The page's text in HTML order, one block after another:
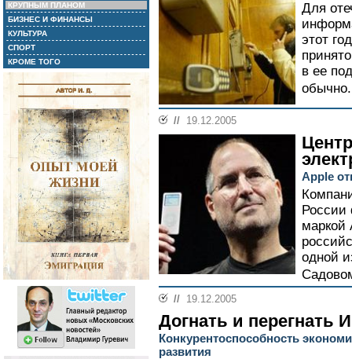
КРУПНЫМ ПЛАНОМ
БИЗНЕС И ФИНАНСЫ
КУЛЬТУРА
СПОРТ
КРОМЕ ТОГО
Для
этот
в ее
// 19.12.2005
Apple
России
маркой
одной
// 19.12.2005
Догнать и перегнать
Конкурентоспособность
развития